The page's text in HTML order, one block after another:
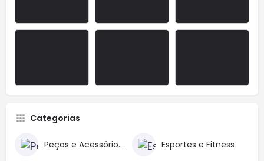
Categorias
Peças e Acessórios para Veículos Esportes e Fitness